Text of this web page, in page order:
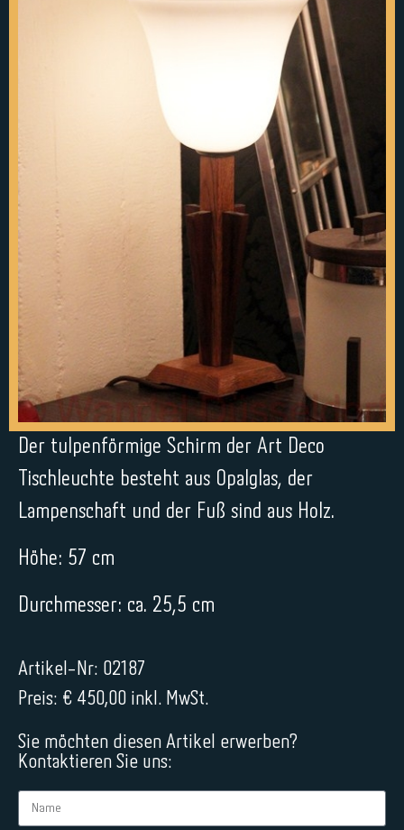
Der tulpenförmige Schirm der Art Deco
Tischleuchte besteht aus Opalglas, der
Lampenschaft und der Fuß sind aus Holz.
Höhe: 57 cm
Durchmesser: ca. 25,5 cm
Artikel-Nr: 02187
Preis: € 450,00 inkl. MwSt.
Sie möchten diesen Artikel erwerben?
Kontaktieren Sie uns: